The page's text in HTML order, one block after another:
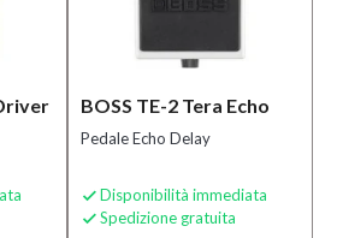
BOSS TE-2 Tera Echo
Pedale Echo Delay
 Disponibilità immediata
 Spedizione gratuita